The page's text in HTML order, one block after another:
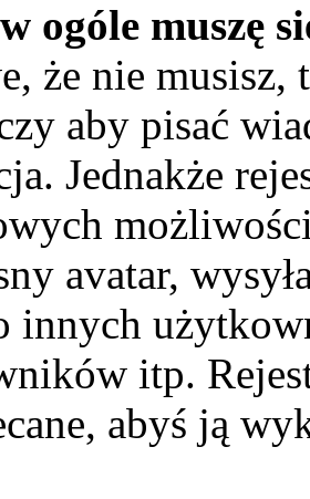
ogóle muszę
że nie musisz,
aby pisać
Jednakże
avatar,
innych
itp.
abyś ją